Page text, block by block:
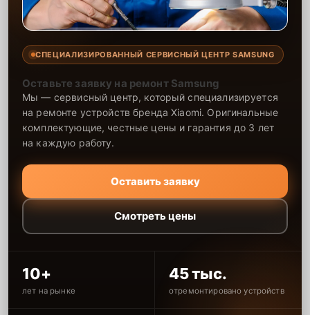
СПЕЦИАЛИЗИРОВАННЫЙ СЕРВИСНЫЙ ЦЕНТР SAMSUNG
Оставьте заявку на ремонт Samsung
Мы — сервисный центр, который специализируется
на ремонте устройств бренда Xiaomi. Оригинальные
комплектующие, честные цены и гарантия до 3 лет
на каждую работу.
Оставить заявку
Смотреть цены
10+
лет на рынке
45 тыс.
отремонтировано устройств